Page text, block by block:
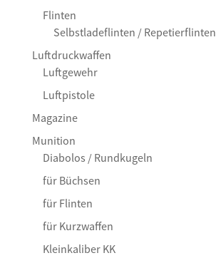
Flinten
Selbstladeflinten / Repetierflinten
Luftdruckwaffen
Luftgewehr
Luftpistole
Magazine
Munition
Diabolos / Rundkugeln
für Büchsen
für Flinten
für Kurzwaffen
Kleinkaliber KK